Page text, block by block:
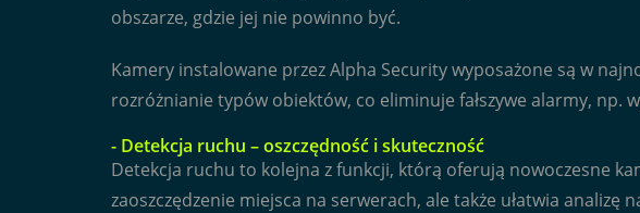
obszarze, gdzie jej nie powinno być.
Kamery instalowane przez Alpha Security wyposażone są w
rozróżnianie typów obiektów, co eliminuje fałszywe alarmy, np.
- Detekcja ruchu – oszczędność i skuteczność
Detekcja ruchu to kolejna z funkcji, którą oferują nowoczesne
zaoszczędzenie miejsca na serwerach, ale także ułatwia